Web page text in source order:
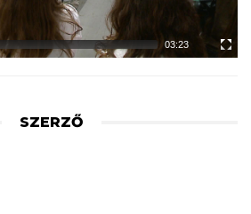
03:23
SZERZŐ